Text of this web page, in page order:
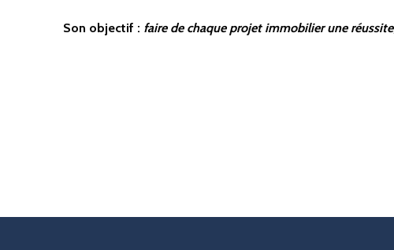
Son objectif : faire de chaque projet immobilier une